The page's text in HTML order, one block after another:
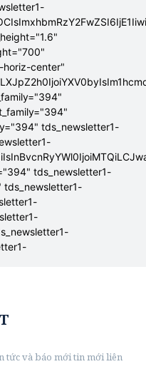
horiz-center"
tds_newsletter1-
tds_newsletter1-
tds_newsletter1-
tức và báo mới tin mới liên